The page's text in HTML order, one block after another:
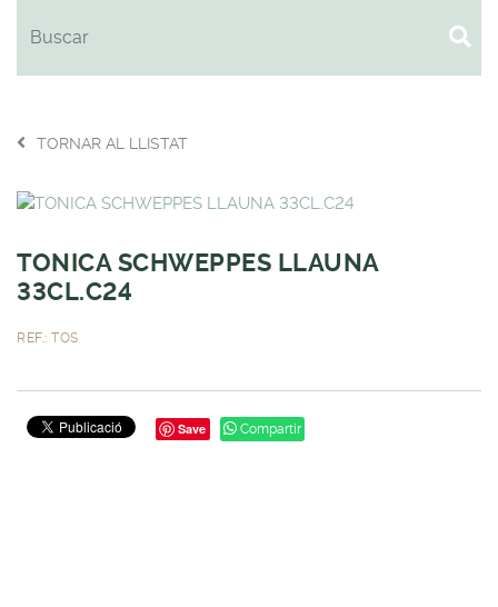
TORNAR AL LLISTAT
TONICA SCHWEPPES LLAUNA
33CL.C24
REF.: TOS
Save Compartir